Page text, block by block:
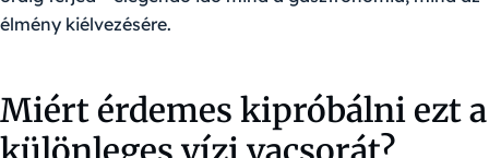
élmény kiélvezésére.
Miért érdemes kipróbálni ezt a